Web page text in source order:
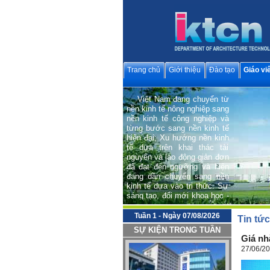
Trang chủ Giới thiệu Đào tạo Giáo
Việt Nam đang chuyển từ
nền kinh tế nông nghiệp sang
nền kinh tế công nghiệp và
từng bước sang nền kinh tế
hiện đại; Xu hướng nền kinh
tế dựa trên khai thác tài
nguyên và lao động giản đơn
đã đạt đến ngưỡng và hiện
đang dần chuyển sang nền
kinh tế dựa vào tri thức. Sự
sáng tạo, đổi mới khoa học -
công nghệ và văn hoá trở
thành động lực quan trọng
hàng đầu cho phát triển bền
vững và hội nhập quốc tế.
Trong tiến trình phát triển
chung đó, Bộ môn Kiến trúc
Công nghệ (Department of
Tuần 1 - Ngày 07/08/2026
SỰ KIỆN TRONG TUẦN
Tin
Giá
27/06/